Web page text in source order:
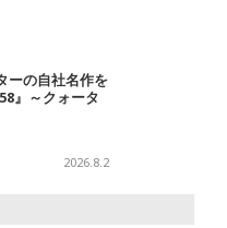
ーの自社名作を
』～クォータ
2026.8.2